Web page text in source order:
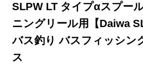
SLPW LT タイプαスプー
ニングリール用【Daiwa
バス釣り バスフィッシン
ス